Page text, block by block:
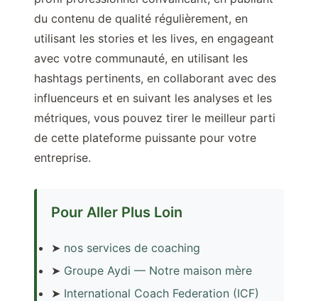
du contenu de qualité régulièrement, en
utilisant les stories et les lives, en engageant
avec votre communauté, en utilisant les
hashtags pertinents, en collaborant avec des
influenceurs et en suivant les analyses et les
métriques, vous pouvez tirer le meilleur parti
de cette plateforme puissante pour votre
entreprise.
Pour Aller Plus Loin
➤ nos services de coaching
➤ Groupe Aydi — Notre maison mère
➤ International Coach Federation (ICF)